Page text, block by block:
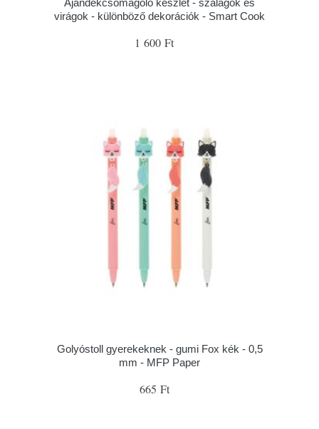
Ajándékcsomagoló készlet - szalagok és
virágok - különböző dekorációk - Smart Cook
1 600 Ft
Golyóstoll gyerekeknek - gumi Fox kék - 0,5
mm - MFP Paper
665 Ft